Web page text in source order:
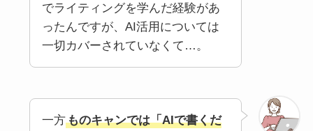
でライティングを学んだ経験があ
ったんですが、AI活用については
一切カバーされていなくて…。
一方ものキャンでは「AIで書くだ